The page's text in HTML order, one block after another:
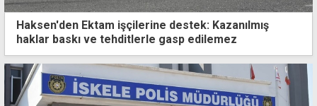
Haksen'den Ektam işçilerine destek: Kazanılmış
haklar baskı ve tehditlerle gasp edilemez